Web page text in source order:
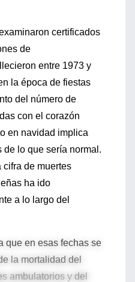
certificados
de
entre 1973 y
la época de fiestas
del número de
con el corazón
en navidad implica
de lo que sería normal.
cifra de muertes
ha ido
a lo largo del
que en esas fechas se
la mortalidad del
ambulatorios y del